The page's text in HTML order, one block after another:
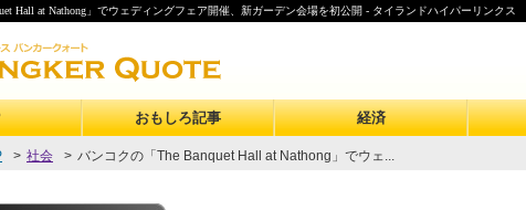
Hall at Nathong」でウェディングフェア開催、新ガーデン会場を初公開 - タイランドハイパーリンクス
おもしろ記事 経済
> 社会 > バンコクの「The Banquet Hall at Nathong」でウェ...